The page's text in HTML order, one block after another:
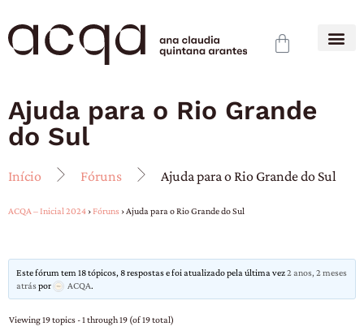
Ajuda para o Rio Grande
do Sul
Início Fóruns Ajuda para o Rio Grande do Sul
ACQA – Inicial 2024 ›Fóruns › Ajuda para o Rio Grande do Sul
Este fórum tem 18 tópicos, 8 respostas e foi atualizado pela última vez2 anos, 2 meses
atráspor ACQA.
Viewing 19 topics - 1 through 19 (of 19 total)